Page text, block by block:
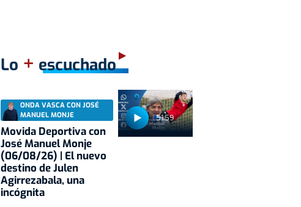
Lo + escuchado
51:59
ONDA VASCA CON JOSÉ
MANUEL MONJE
Movida Deportiva con
José Manuel Monje
(06/08/26) | El nuevo
destino de Julen
Agirrezabala, una
incógnita